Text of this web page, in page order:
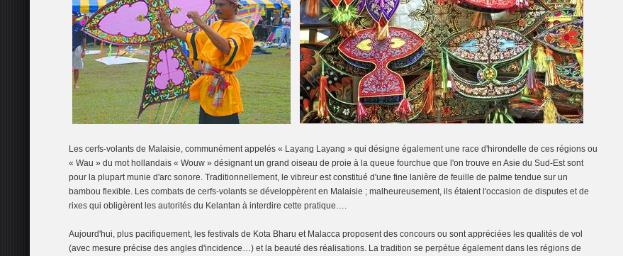
Les cerfs-volants de Malaisie, communément appelés « Layang Layang » qui désigne également une race d'hirondelle de ces régions ou
« Wau » du mot hollandais « Wouw » désignant un grand oiseau de proie à la queue fourchue que l'on trouve en Asie du Sud-Est sont
pour la plupart munie d'arc sonore. Traditionnellement, le vibreur est constitué d'une fine lanière de feuille de palme tendue sur un
bambou flexible. Les combats de cerfs-volants se développèrent en Malaisie ; malheureusement, ils étaient l'occasion de disputes et de
rixes qui obligèrent les autorités du Kelantan à interdire cette pratique….
Aujourd'hui, plus pacifiquement, les festivals de Kota Bharu et Malacca proposent des concours ou sont appréciées les qualités de vol
(avec mesure précise des angles d'incidence…) et la beauté des réalisations. La tradition se perpétue également dans les régions de